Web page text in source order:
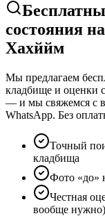
состояния
Хахййм
Мы предлагаем
кладбище и оценки
— и мы свяжемся с
WhatsApp. Без
Точный
кладбища
Фото «до»
Честная
вообще нужно)